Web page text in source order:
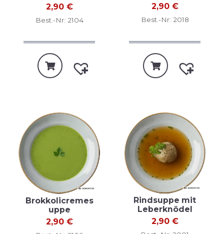
2,90 €
Best.-Nr: 2104
2,90 €
Best.-Nr: 2018
Brokkolicremes
uppe
2,90 €
Rindsuppe mit
Leberknödel
2,90 €